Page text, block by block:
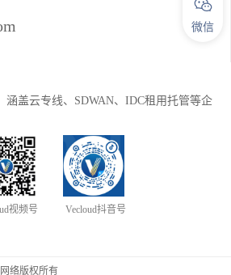
涵盖云专线、SDWAN、IDC租用托管等企
视频号 Vecloud抖音号
络版权所有
微信